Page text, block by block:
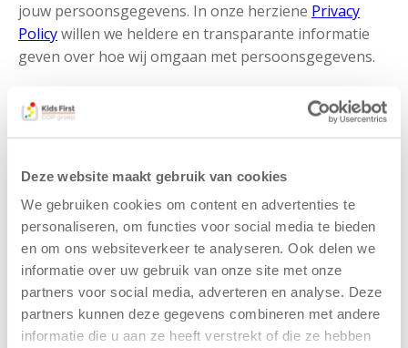
Deze website maakt gebruik van cookies
We gebruiken cookies om content en advertenties te
personaliseren, om functies voor social media te bieden
en om ons websiteverkeer te analyseren. Ook delen we
informatie over uw gebruik van onze site met onze
partners voor social media, adverteren en analyse. Deze
partners kunnen deze gegevens combineren met andere
informatie die u aan ze heeft verstrekt of die ze hebben
jouw persoonsgegevens. In onze herziene Privacy
Policywillen we heldere en transparante informatie
geven over hoe wij omgaan met persoonsgegevens.